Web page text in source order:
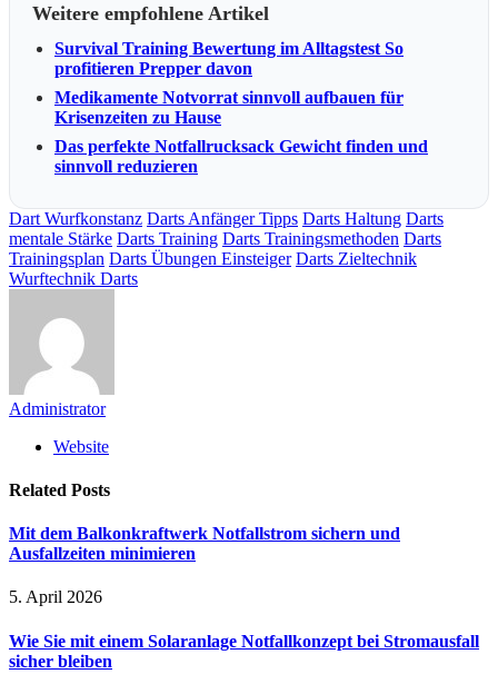
Weitere empfohlene Artikel
Survival Training Bewertung im Alltagstest So
profitieren Prepper davon
Medikamente Notvorrat sinnvoll aufbauen für
Krisenzeiten zu Hause
Das perfekte Notfallrucksack Gewicht finden und
sinnvoll reduzieren
Dart Wurfkonstanz Darts Anfänger Tipps Darts Haltung Darts
mentale Stärke Darts Training Darts Trainingsmethoden Darts
Trainingsplan Darts Übungen Einsteiger Darts Zieltechnik
Wurftechnik Darts
Administrator
Website
Related Posts
Mit dem Balkonkraftwerk Notfallstrom sichern und
Ausfallzeiten minimieren
5. April 2026
Wie Sie mit einem Solaranlage Notfallkonzept bei Stromausfall
sicher bleiben